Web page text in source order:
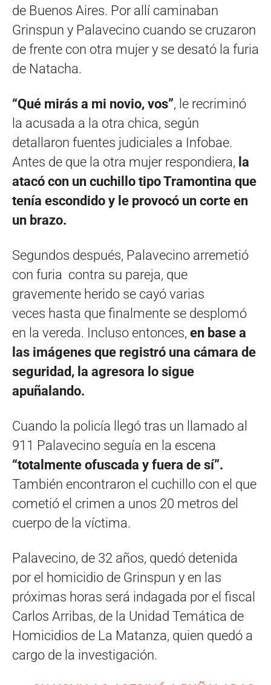
de Buenos Aires. Por allí caminaban
Grinspun y Palavecino cuando se cruzaron
de frente con otra mujer y se desató la furia
de Natacha.
“Qué mirás a mi novio, vos”, le recriminó
la acusada a la otra chica, según
detallaron fuentes judiciales a Infobae.
Antes de que la otra mujer respondiera, la
atacó con un cuchillo tipo Tramontina que
tenía escondido y le provocó un corte en
un brazo.
Segundos después, Palavecino arremetió
con furia contra su pareja, que
gravemente herido se cayó varias
veces hasta que finalmente se desplomó
en la vereda. Incluso entonces, en base a
las imágenes que registró una cámara de
seguridad, la agresora lo sigue
apuñalando.
Cuando la policía llegó tras un llamado al
911 Palavecino seguía en la escena
“totalmente ofuscada y fuera de sí”.
También encontraron el cuchillo con el que
cometió el crimen a unos 20 metros del
cuerpo de la víctima.
Palavecino, de 32 años, quedó detenida
por el homicidio de Grinspun y en las
próximas horas será indagada por el fiscal
Carlos Arribas, de la Unidad Temática de
Homicidios de La Matanza, quien quedó a
cargo de la investigación.